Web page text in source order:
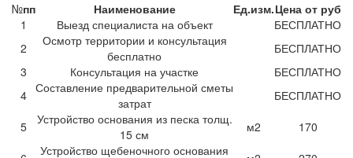
№пп Наименование Ед.изм.Цена от руб
1
Выезд специалиста на объект
БЕСПЛАТНО
2
Осмотр территории и консультация
бесплатно
БЕСПЛАТНО
3
Консультация на участке
БЕСПЛАТНО
4 Составление предварительной сметы
затрат
БЕСПЛАТНО
5
Устройство основания из песка толщ.
15 см
м2
170
Устройство щебеночного основания